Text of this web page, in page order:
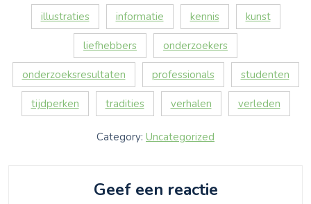
illustraties informatie kennis kunst
liefhebbers onderzoekers
onderzoeksresultaten professionals studenten
tijdperken tradities verhalen verleden
Category: Uncategorized
Geef een reactie